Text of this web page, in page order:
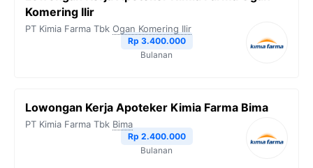
Komering Ilir
PT Kimia Farma Tbk Ogan Komering Ilir
Rp 3.400.000
Bulanan
Lowongan Kerja Apoteker Kimia Farma Bima
PT Kimia Farma Tbk Bima
Rp 2.400.000
Bulanan